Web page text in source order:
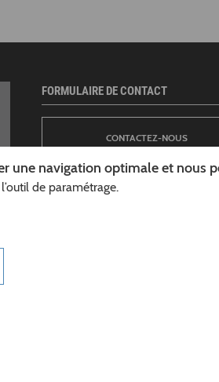
FORMULAIRE DE CONTACT
CONTACTEZ-NOUS
une navigation optimale et nous
de paramétrage.